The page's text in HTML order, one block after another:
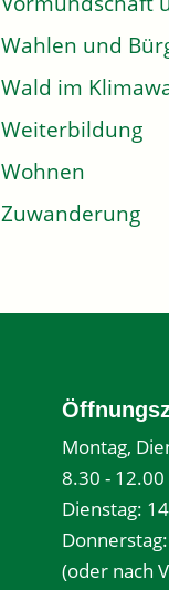
Wahlen und
Wald im
Weiterbildung
Wohnen
Zuwanderung
Montag,
8.30 -
Dienstag:
(oder nach